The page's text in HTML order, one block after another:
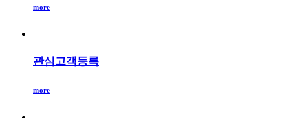
more
관심고객등록
more